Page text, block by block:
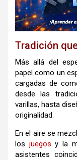
Tradición
Más allá del
papel como un
cargadas de
desde las
varillas, hasta
originalidad.
En el aire se
los juegos y la
asistentes